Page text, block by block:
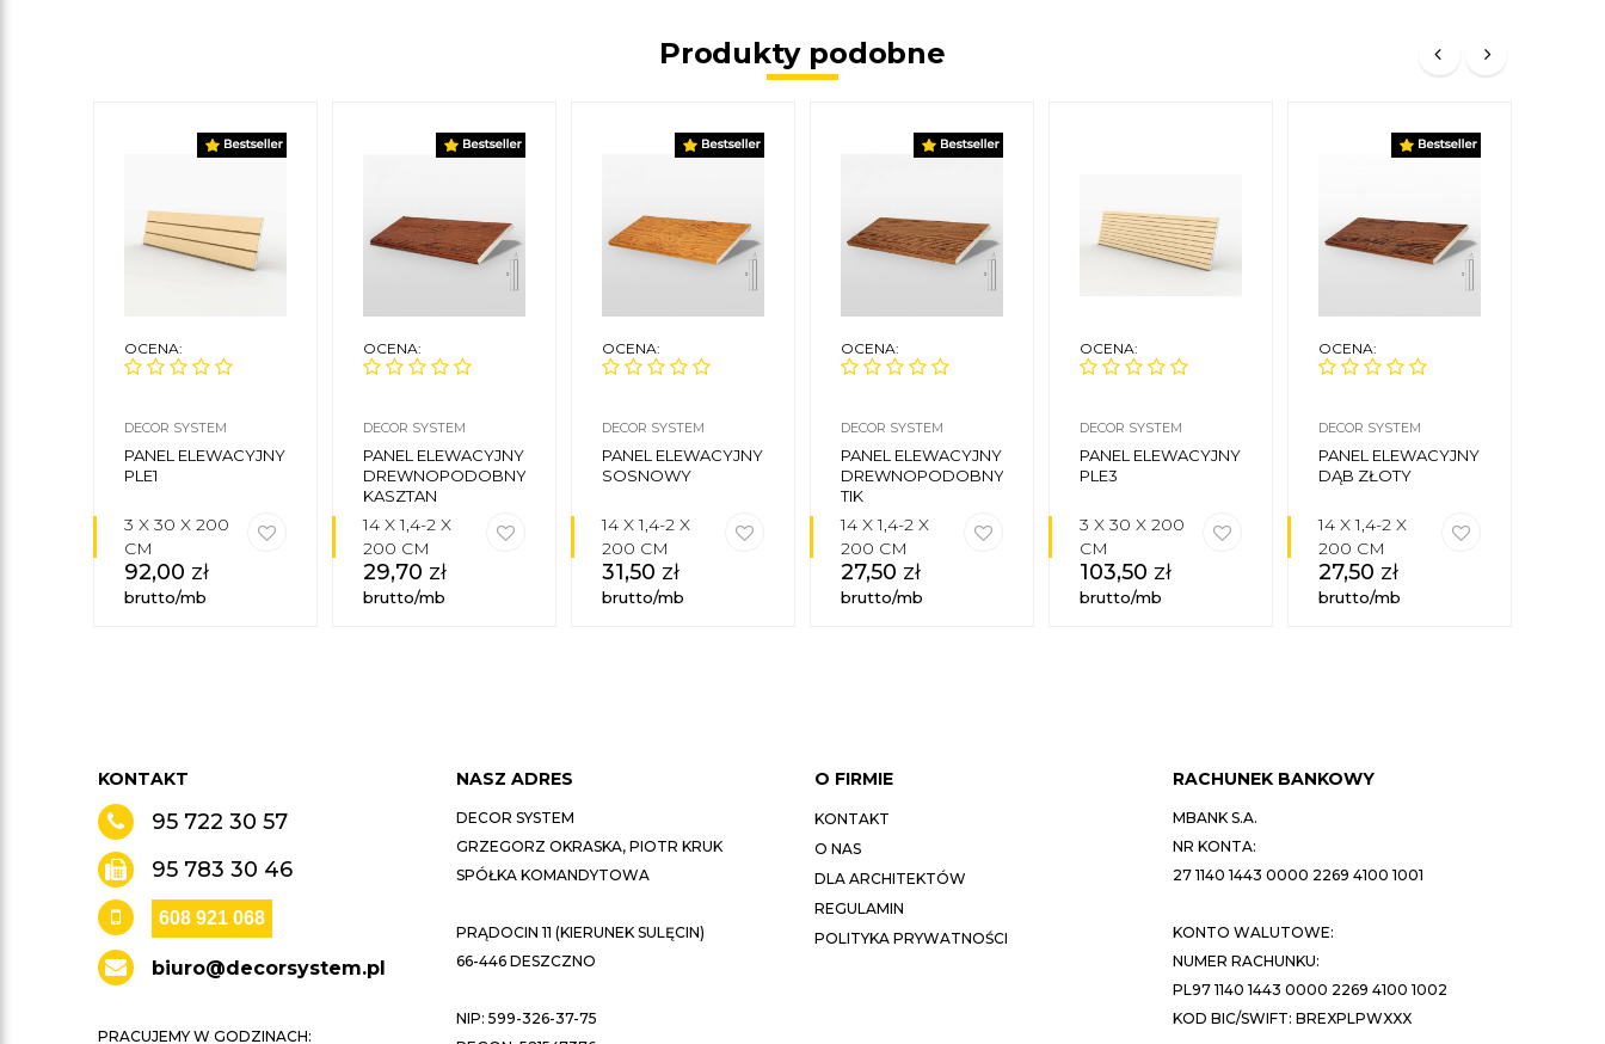
Produkty podobne
OCENA:
DECOR SYSTEM
PANEL ELEWACYJNY
PLE1
3 X 30 X 200
CM
92,00 zł
brutto/mb
OCENA:
DECOR SYSTEM
PANEL ELEWACYJNY
DREWNOPODOBNY
KASZTAN
14 X 1,4-2 X
200 CM
29,70 zł
brutto/mb
OCENA:
DECOR SYSTEM
PANEL ELEWACYJNY
SOSNOWY
14 X 1,4-2 X
200 CM
31,50 zł
brutto/mb
OCENA:
DECOR SYSTEM
PANEL ELEWACYJNY
DREWNOPODOBNY
TIK
14 X 1,4-2 X
200 CM
27,50 zł
brutto/mb
OCENA:
DECOR SYSTEM
PANEL ELEWACYJNY
PLE3
3 X 30 X 200
CM
103,50 zł
brutto/mb
OCENA:
DECOR SYSTEM
PANEL ELEWACYJNY
DĄB ZŁOTY
14 X 1,4-2 X
200 CM
27,50 zł
brutto/mb
KONTAKT
95 722 30 57
95 783 30 46
608 921 068
biuro@decorsystem.pl
PRACUJEMY W GODZINACH:
NASZ ADRES
DECOR SYSTEM
GRZEGORZ OKRASKA, PIOTR KRUK
SPÓŁKA KOMANDYTOWA
PRĄDOCIN 11 (KIERUNEK SULĘCIN)
66-446 DESZCZNO
NIP: 599-326-37-75
O FIRMIE
KONTAKT
O NAS
DLA ARCHITEKTÓW
REGULAMIN
POLITYKA PRYWATNOŚCI
RACHUNEK BANKOWY
MBANK S.A.
NR KONTA:
27 1140 1443 0000 2269 4100 1001
KONTO WALUTOWE:
NUMER RACHUNKU:
PL97 1140 1443 0000 2269 4100 1002
KOD BIC/SWIFT: BREXPLPWXXX